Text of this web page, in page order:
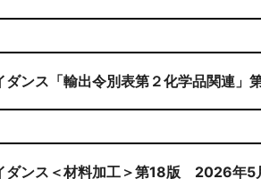
ダンス「輸出令別表第２化学品関連」
ダンス＜材料加工＞第18版 2026年5